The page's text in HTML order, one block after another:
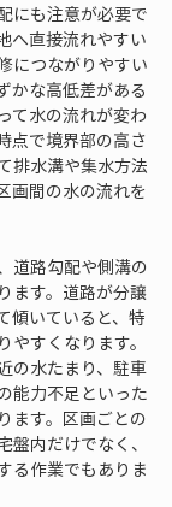
にも注意が必要で
へ直接流れやすい
につながりやすい
かな高低差がある
て水の流れが変わ
点で境界部の高さ
排水溝や集水方法
画間の水の流れを
道路勾配や側溝の
ます。道路が分譲
傾いていると、特
すくなります。
の水たまり、駐車
能力不足といった
ます。区画ごとの
内だけでなく、
る作業でもありま